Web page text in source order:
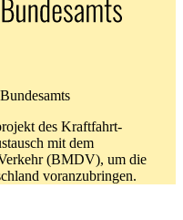
des Kraftfahrt-
mit dem
(BMDV), um die
voranzubringen.